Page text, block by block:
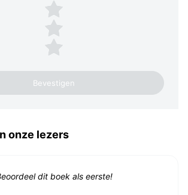
3 sterren
2 sterren
1 ster
onze lezers
dit boek als eerste!